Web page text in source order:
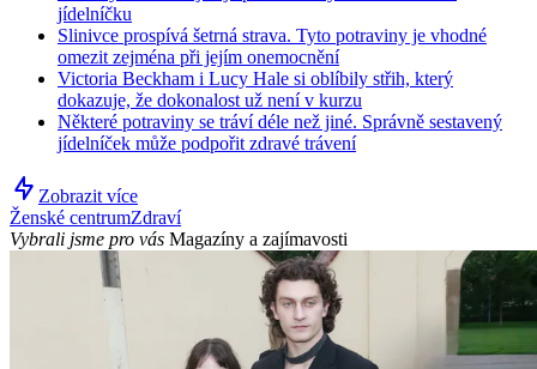
jídelníčku
Slinivce prospívá šetrná strava. Tyto potraviny je vhodné
omezit zejména při jejím onemocnění
Victoria Beckham i Lucy Hale si oblíbily střih, který
dokazuje, že dokonalost už není v kurzu
Některé potraviny se tráví déle než jiné. Správně sestavený
jídelníček může podpořit zdravé trávení
Zobrazit více
Ženské centrumZdraví
Vybrali jsme pro vás Magazíny a zajímavosti